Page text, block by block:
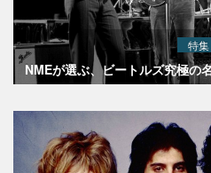
特集
NMEが選ぶ、ビートルズ究極